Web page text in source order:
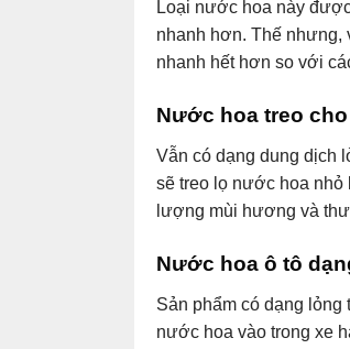
Loại nước hoa này
nhanh hơn. Thế nhưng,
nhanh hết hơn so với
Nước hoa treo cho
Vẫn có dạng dung dịch
sẽ treo lọ nước hoa
lượng mùi hương và
Nước hoa ô tô
Sản phẩm có dạng
nước hoa vào trong xe